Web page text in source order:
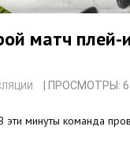
матч плей-
| ПРОСМОТРЫ:
минуты команда